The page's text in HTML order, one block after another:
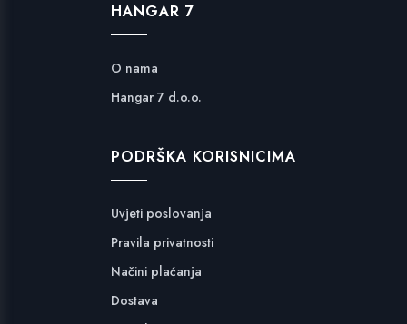
HANGAR 7
O nama
Hangar 7 d.o.o.
PODRŠKA KORISNICIMA
Uvjeti poslovanja
Pravila privatnosti
Načini plaćanja
Dostava